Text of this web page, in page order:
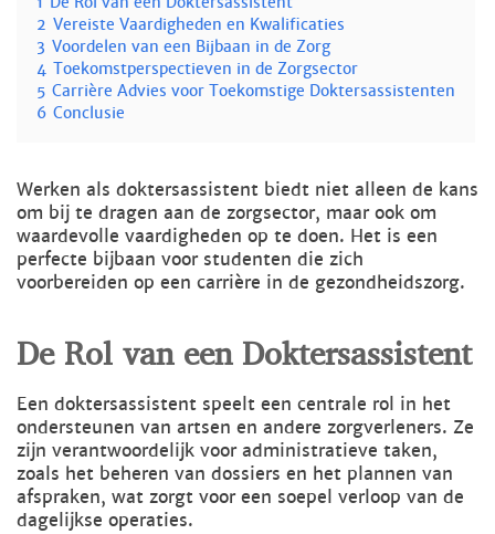
2 Vereiste Vaardigheden en Kwalificaties
3 Voordelen van een Bijbaan in de Zorg
4 Toekomstperspectieven in de Zorgsector
5 Carrière Advies voor Toekomstige Doktersassistenten
6 Conclusie
Werken als doktersassistent biedt niet alleen de kans
om bij te dragen aan de zorgsector, maar ook om
waardevolle vaardigheden op te doen. Het is een
perfecte bijbaan voor studenten die zich
voorbereiden op een carrière in de gezondheidszorg.
De Rol van een Doktersassistent
Een doktersassistent speelt een centrale rol in het
ondersteunen van artsen en andere zorgverleners. Ze
zijn verantwoordelijk voor administratieve taken,
zoals het beheren van dossiers en het plannen van
afspraken, wat zorgt voor een soepel verloop van de
dagelijkse operaties.